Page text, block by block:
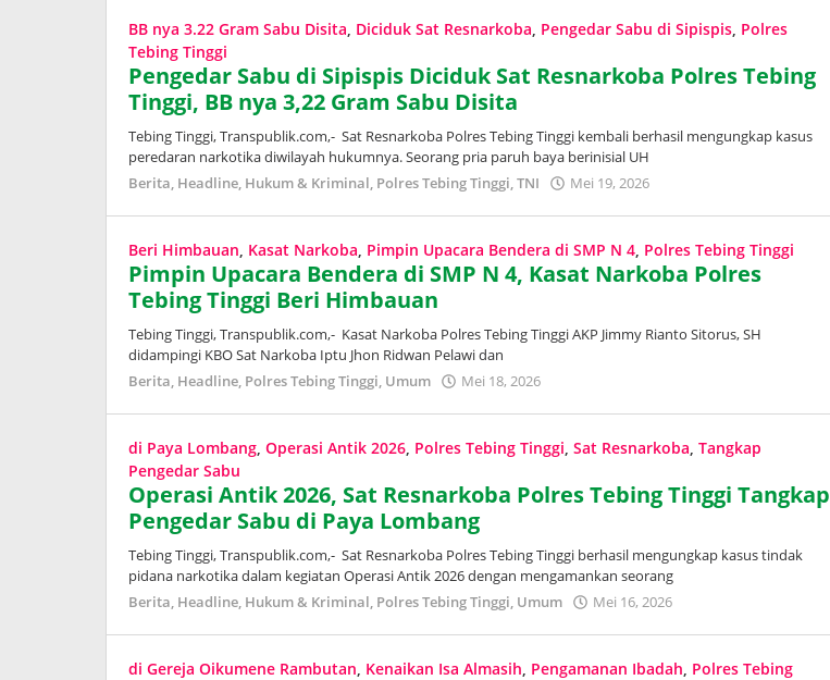
Publik
BB nya 3.22 Gram Sabu Disita, Diciduk Sat Resnarkoba, Pengedar Sabu di Sipispis, Polres
Tebing Tinggi
Pengedar Sabu di Sipispis Diciduk Sat Resnarkoba Polres Tebing
Tinggi, BB nya 3,22 Gram Sabu Disita
Tebing Tinggi, Transpublik.com,- Sat Resnarkoba Polres Tebing Tinggi kembali berhasil mengungkap kasus
peredaran narkotika diwilayah hukumnya. Seorang pria paruh baya berinisial UH
Berita, Headline, Hukum & Kriminal, Polres Tebing Tinggi,TNI Mei 19, 2026
Publik
Beri Himbauan, Kasat Narkoba, Pimpin Upacara Bendera di SMP N 4, Polres Tebing Tinggi
Pimpin Upacara Bendera di SMP N 4, Kasat Narkoba Polres
Tebing Tinggi Beri Himbauan
Tebing Tinggi, Transpublik.com,- Kasat Narkoba Polres Tebing Tinggi AKP Jimmy Rianto Sitorus, SH
didampingi KBO Sat Narkoba Iptu Jhon Ridwan Pelawi dan
Berita, Headline, Polres Tebing Tinggi, Umum Mei 18, 2026
Publik
di Paya Lombang, Operasi Antik 2026, Polres Tebing Tinggi, Sat Resnarkoba, Tangkap
Pengedar Sabu
Operasi Antik 2026, Sat Resnarkoba Polres Tebing Tinggi Tangkap
Pengedar Sabu di Paya Lombang
Tebing Tinggi, Transpublik.com,- Sat Resnarkoba Polres Tebing Tinggi berhasil mengungkap kasus tindak
pidana narkotika dalam kegiatan Operasi Antik 2026 dengan mengamankan seorang
Berita, Headline, Hukum & Kriminal, Polres Tebing Tinggi, Umum Mei 16, 2026
Publik
di Gereja Oikumene Rambutan, Kenaikan Isa Almasih, Pengamanan Ibadah, Polres Tebing